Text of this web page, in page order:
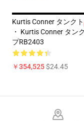
Kurtis Conner タンク
・ Kurtis Conner タン
プRB2403
￥354,525$24.45